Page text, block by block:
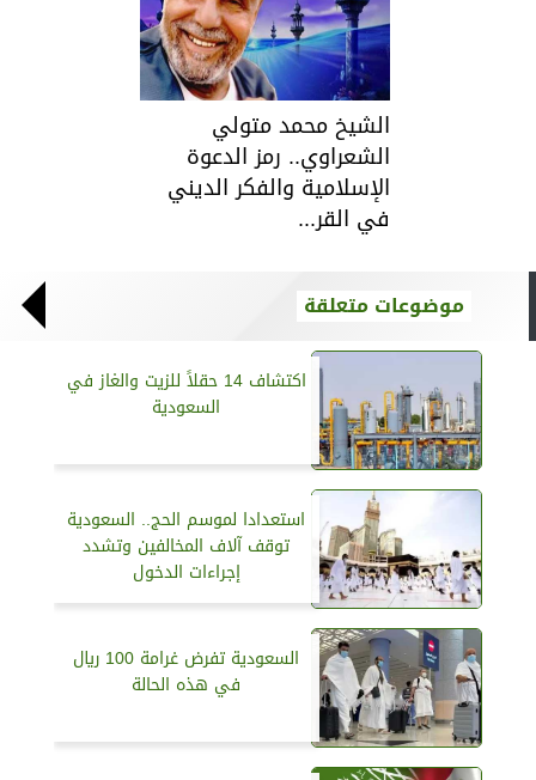
الشيخ محمد متولي
الشعراوي.. رمز الدعوة
الإسلامية والفكر الديني
في القر...
موضوعات متعلقة
اكتشاف 14 حقلاً للزيت والغاز في
السعودية
استعدادا لموسم الحج.. السعودية
توقف آلاف المخالفين وتشدد
إجراءات الدخول
السعودية تفرض غرامة 100 ريال
في هذه الحالة